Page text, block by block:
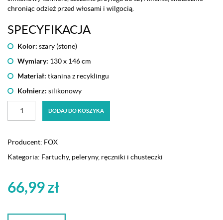
chroniąc odzież przed włosami i wilgocią.
SPECYFIKACJA
Kolor: szary (stone)
Wymiary: 130 x 146 cm
Materiał: tkanina z recyklingu
Kołnierz: silikonowy
silikonowym
Fox
Colors
Stone
szara
DODAJ DO KOSZYKA
Producent: FOX
Kategoria: Fartuchy, peleryny, ręczniki i chusteczki
66,99zł